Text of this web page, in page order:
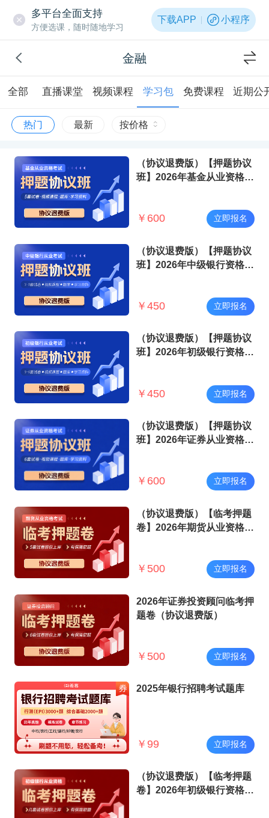
多平台全面支持
方便选课，随时随地学习
下载APP 小程序
金融
全部 直播课堂 视频课程 学习包 免费课程 近期公
热门 最新 按价格
（协议退费版）【押题协议
班】2026年基金从业资格考
￥ 600 立即报名
（协议退费版）【押题协议
班】2026年中级银行资格考
￥ 450 立即报名
（协议退费版）【押题协议
班】2026年初级银行资格考
￥ 450 立即报名
（协议退费版）【押题协议
班】2026年证券从业资格考
￥ 600 立即报名
（协议退费版）【临考押题
卷】2026年期货从业资格考
￥ 500 立即报名
2026年证券投资顾问临考押
题卷（协议退费版）
￥ 500 立即报名
2025年银行招聘考试题库
￥ 99 立即报名
（协议退费版）【临考押题
卷】2026年初级银行资格考